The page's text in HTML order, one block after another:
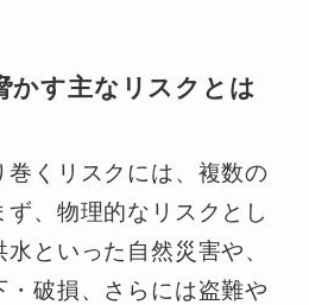
かす主なリスクとは
巻くリスクには、複数の
、物理的なリスクとし
といった自然災害や、
・破損、さらには盗難や